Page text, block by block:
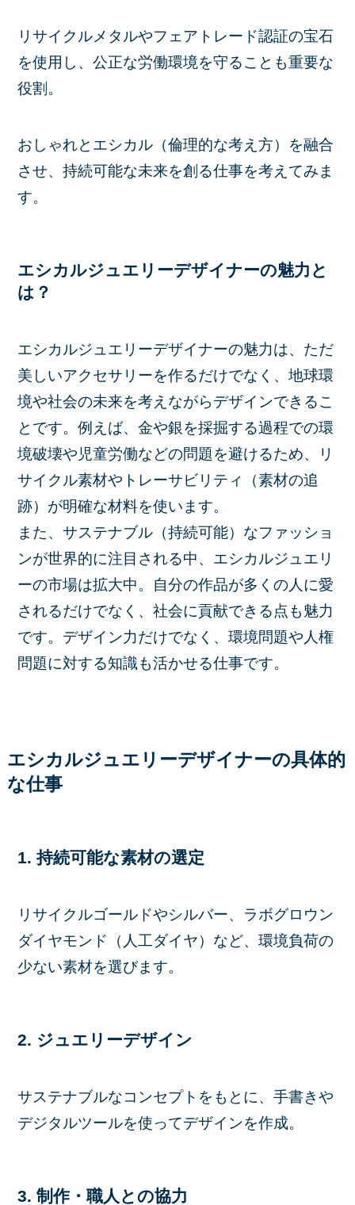
リサイクルメタルやフェアトレード認証の宝石
を使用し、公正な労働環境を守ることも重要な
役割。
おしゃれとエシカル（倫理的な考え方）を融合
させ、持続可能な未来を創る仕事を考えてみま
す。
エシカルジュエリーデザイナーの魅力と
は？
エシカルジュエリーデザイナーの魅力は、ただ
美しいアクセサリーを作るだけでなく、地球環
境や社会の未来を考えながらデザインできるこ
とです。例えば、金や銀を採掘する過程での環
境破壊や児童労働などの問題を避けるため、リ
サイクル素材やトレーサビリティ（素材の追
跡）が明確な材料を使います。
また、サステナブル（持続可能）なファッショ
ンが世界的に注目される中、エシカルジュエリ
ーの市場は拡大中。自分の作品が多くの人に愛
されるだけでなく、社会に貢献できる点も魅力
です。デザイン力だけでなく、環境問題や人権
問題に対する知識も活かせる仕事です。
エシカルジュエリーデザイナーの具体的
な仕事
1. 持続可能な素材の選定
リサイクルゴールドやシルバー、ラボグロウン
ダイヤモンド（人工ダイヤ）など、環境負荷の
少ない素材を選びます。
2. ジュエリーデザイン
サステナブルなコンセプトをもとに、手書きや
デジタルツールを使ってデザインを作成。
3. 制作・職人との協力